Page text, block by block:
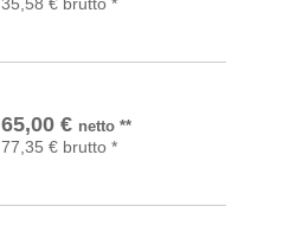
65,00 € netto**
77,35 € brutto *
In den Warenkorb